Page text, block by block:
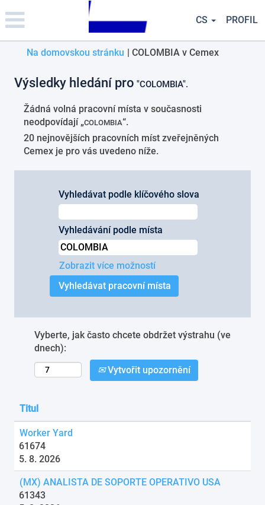
note:
This
website
includes
accessibility
system.
CS PROFIL
Na domovskou stránku | COLOMBIA v Cemex(aktuální
Výsledky hledání pro "COLOMBIA".
Žádná volná pracovní místa v současnosti
neodpovídají „COLOMBIA“.
20 nejnovějších pracovních míst zveřejněných
Cemex je pro vás uvedeno níže.
Vyhledávat podle klíčového slova
Vyhledávání podle místa
Zobrazit více možností
Vyberte, jak často chcete obdržet výstrahu (ve
dnech):
Vytvořit upozornění
Titul
Worker Yard
61674
5. 8. 2026
(MX) ANALISTA DE SOPORTE OPERATIVO USA
61343